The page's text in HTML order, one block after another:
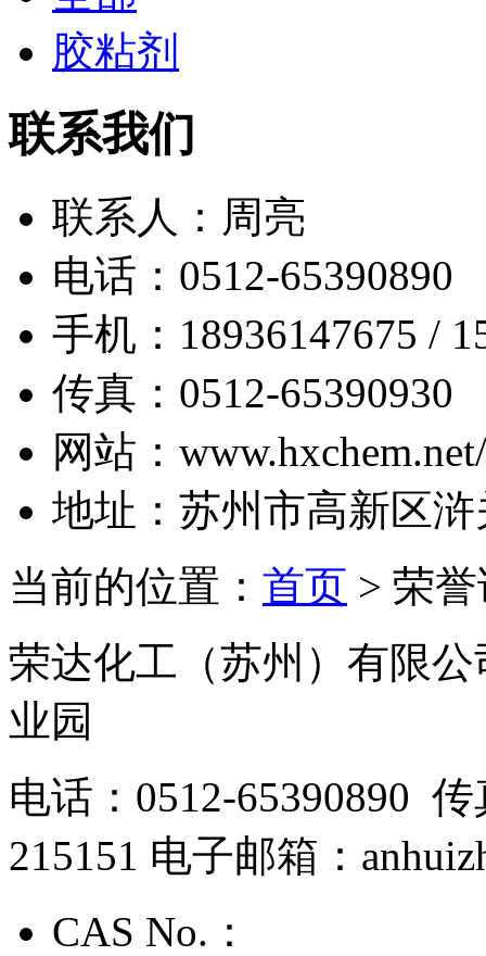
胶粘剂
联系我们
联系人： 周亮
电话： 0512-65390890
手机： 18936147675 /
传真： 0512-65390930
网站：
地址： 苏州市高新区
当前的位置： 首页 > 荣
荣达化工（苏州）有限
业园
电话：0512-65390890
215151 电子邮箱：
CAS No.：